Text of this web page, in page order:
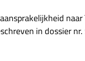
in dossier